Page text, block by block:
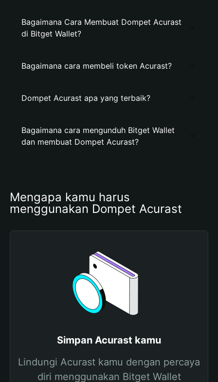
Bagaimana Cara Membuat Dompet Acurast
di Bitget Wallet?
Bagaimana cara membeli token Acurast?
Dompet Acurast apa yang terbaik?
Bagaimana cara mengunduh Bitget Wallet
dan membuat Dompet Acurast?
Mengapa kamu harus
menggunakan Dompet Acurast
Simpan Acurast kamu
Lindungi Acurast kamu dengan percaya
diri menggunakan Bitget Wallet